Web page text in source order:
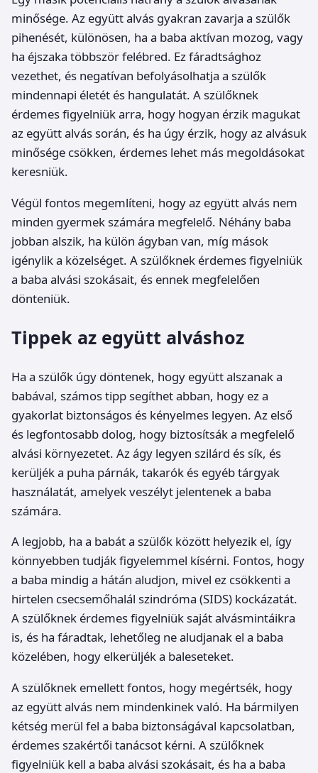
minősége. Az együtt alvás gyakran zavarja a szülők
pihenését, különösen, ha a baba aktívan mozog, vagy
ha éjszaka többször felébred. Ez fáradtsághoz
vezethet, és negatívan befolyásolhatja a szülők
mindennapi életét és hangulatát. A szülőknek
érdemes figyelniük arra, hogy hogyan érzik magukat
az együtt alvás során, és ha úgy érzik, hogy az alvásuk
minősége csökken, érdemes lehet más megoldásokat
keresniük.
Végül fontos megemlíteni, hogy az együtt alvás nem
minden gyermek számára megfelelő. Néhány baba
jobban alszik, ha külön ágyban van, míg mások
igénylik a közelséget. A szülőknek érdemes figyelniük
a baba alvási szokásait, és ennek megfelelően
dönteniük.
Tippek az együtt alváshoz
Ha a szülők úgy döntenek, hogy együtt alszanak a
babával, számos tipp segíthet abban, hogy ez a
gyakorlat biztonságos és kényelmes legyen. Az első
és legfontosabb dolog, hogy biztosítsák a megfelelő
alvási környezetet. Az ágy legyen szilárd és sík, és
kerüljék a puha párnák, takarók és egyéb tárgyak
használatát, amelyek veszélyt jelentenek a baba
számára.
A legjobb, ha a babát a szülők között helyezik el, így
könnyebben tudják figyelemmel kísérni. Fontos, hogy
a baba mindig a hátán aludjon, mivel ez csökkenti a
hirtelen csecsemőhalál szindróma (SIDS) kockázatát.
A szülőknek érdemes figyelniük saját alvásmintáikra
is, és ha fáradtak, lehetőleg ne aludjanak el a baba
közelében, hogy elkerüljék a baleseteket.
A szülőknek emellett fontos, hogy megértsék, hogy
az együtt alvás nem mindenkinek való. Ha bármilyen
kétség merül fel a baba biztonságával kapcsolatban,
érdemes szakértői tanácsot kérni. A szülőknek
figyelniük kell a baba alvási szokásait, és ha a baba